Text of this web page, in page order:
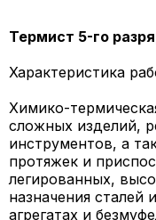
Термист 5-го
Характеристика
Химико-
сложных изделий,
инструментов, а
протяжек и
легированных,
назначения сталей
агрегатах и